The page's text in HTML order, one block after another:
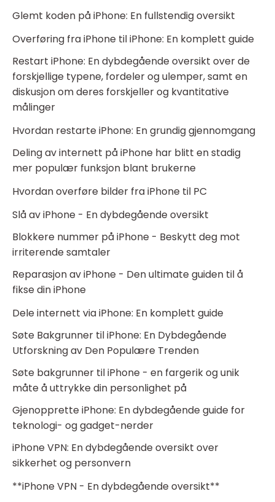
Glemt koden på iPhone: En fullstendig oversikt
Overføring fra iPhone til iPhone: En komplett guide
Restart iPhone: En dybdegående oversikt over de
forskjellige typene, fordeler og ulemper, samt en
diskusjon om deres forskjeller og kvantitative
målinger
Hvordan restarte iPhone: En grundig gjennomgang
Deling av internett på iPhone har blitt en stadig
mer populær funksjon blant brukerne
Hvordan overføre bilder fra iPhone til PC
Slå av iPhone - En dybdegående oversikt
Blokkere nummer på iPhone - Beskytt deg mot
irriterende samtaler
Reparasjon av iPhone - Den ultimate guiden til å
fikse din iPhone
Dele internett via iPhone: En komplett guide
Søte Bakgrunner til iPhone: En Dybdegående
Utforskning av Den Populære Trenden
Søte bakgrunner til iPhone - en fargerik og unik
måte å uttrykke din personlighet på
Gjenopprette iPhone: En dybdegående guide for
teknologi- og gadget-nerder
iPhone VPN: En dybdegående oversikt over
sikkerhet og personvern
**iPhone VPN - En dybdegående oversikt**